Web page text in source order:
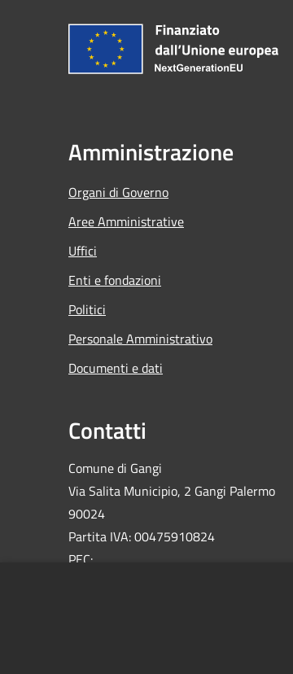
Amministrazione
Organi di Governo
Aree Amministrative
Uffici
Enti e fondazioni
Politici
Personale Amministrativo
Documenti e dati
Contatti
Comune di Gangi
Via Salita Municipio, 2 Gangi Palermo
90024
Partita IVA: 00475910824
PEC: